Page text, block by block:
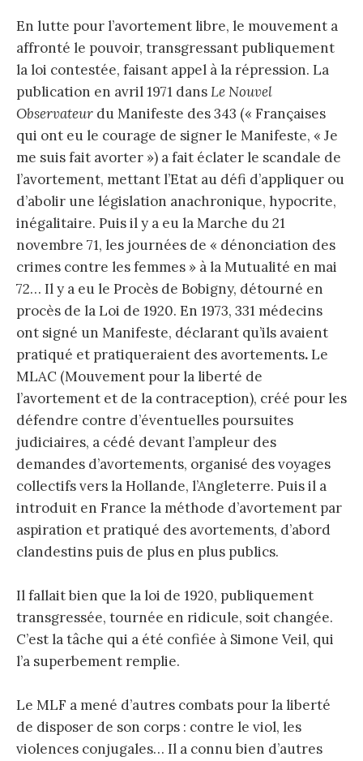
En lutte pour l’avortement libre, le mouvement a
affronté le pouvoir, transgressant publiquement
la loi contestée, faisant appel à la répression. La
publication en avril 1971 dansLe Nouvel
Observateur du Manifeste des 343 (« Françaises
qui ont eu le courage de signer le Manifeste, « Je
me suis fait avorter ») a fait éclater le scandale de
l’avortement, mettant l’Etat au défi d’appliquer ou
d’abolir une législation anachronique, hypocrite,
inégalitaire. Puis il y a eu la Marche du 21
novembre 71, les journées de « dénonciation des
crimes contre les femmes » à la Mutualité en mai
72… Il y a eu le Procès de Bobigny, détourné en
procès de la Loi de 1920. En 1973, 331 médecins
ont signé un Manifeste, déclarant qu’ils avaient
pratiqué et pratiqueraient des avortements.Le
MLAC (Mouvement pour la liberté de
l’avortement et de la contraception), créé pour les
défendre contre d’éventuelles poursuites
judiciaires, a cédé devant l’ampleur des
demandes d’avortements, organisé des voyages
collectifs vers la Hollande, l’Angleterre. Puis il a
introduit en France la méthode d’avortement par
aspiration et pratiqué des avortements, d’abord
clandestins puis de plus en plus publics.
Il fallait bien que la loi de 1920, publiquement
transgressée, tournée en ridicule, soit changée.
C’est la tâche qui a été confiée à Simone Veil, qui
l’a superbement remplie.
Le MLF a mené d’autres combats pour la liberté
de disposer de son corps : contre le viol, les
violences conjugales… Il a connu bien d’autres